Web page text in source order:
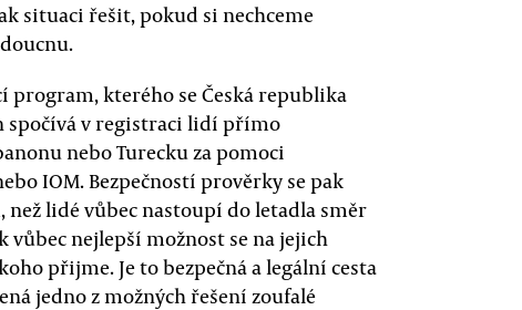
situaci řešit, pokud si nechceme
program, kterého se Česká republika
spočívá v registraci lidí přímo
nebo Turecku za pomoci
IOM. Bezpečností prověrky se pak
lidé vůbec nastoupí do letadla směr
nejlepší možnost se na jejich
přijme. Je to bezpečná a legální cesta
jedno z možných řešení zoufalé